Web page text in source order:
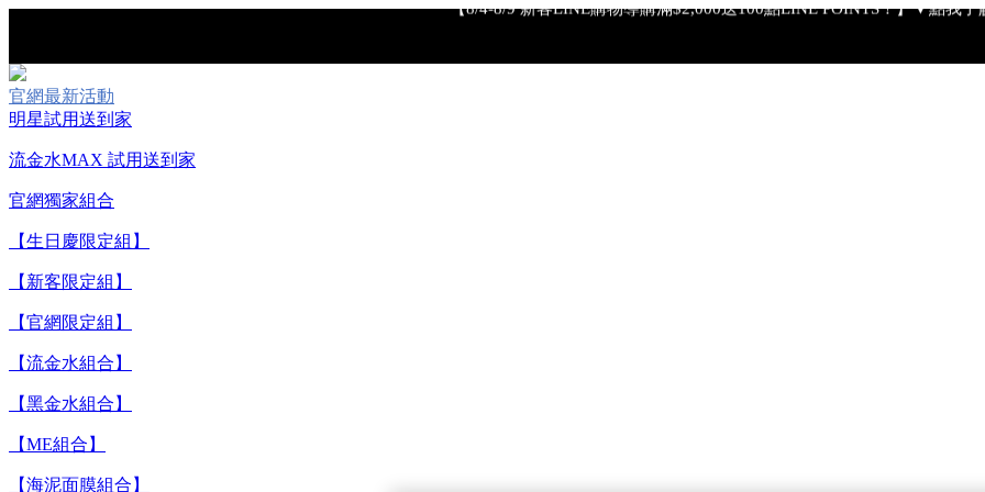
官網最新活動
明星試用送到家
流金水MAX 試用送到家
官網獨家組合
【生日慶限定組】
【新客限定組】
【官網限定組】
【流金水組合】
【黑金水組合】
【ME組合】
【海泥面膜組合】